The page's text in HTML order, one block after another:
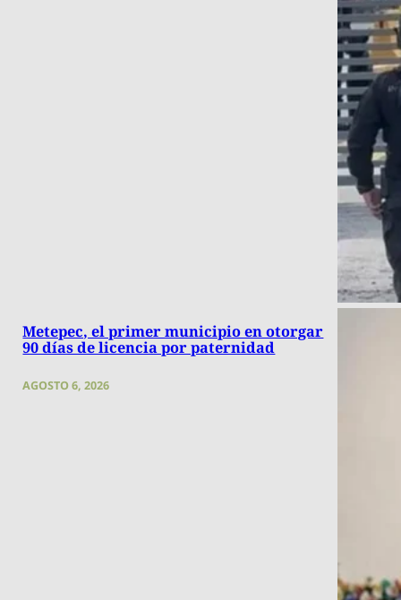
Metepec, el primer municipio en otorgar
90 días de licencia por paternidad
AGOSTO 6, 2026